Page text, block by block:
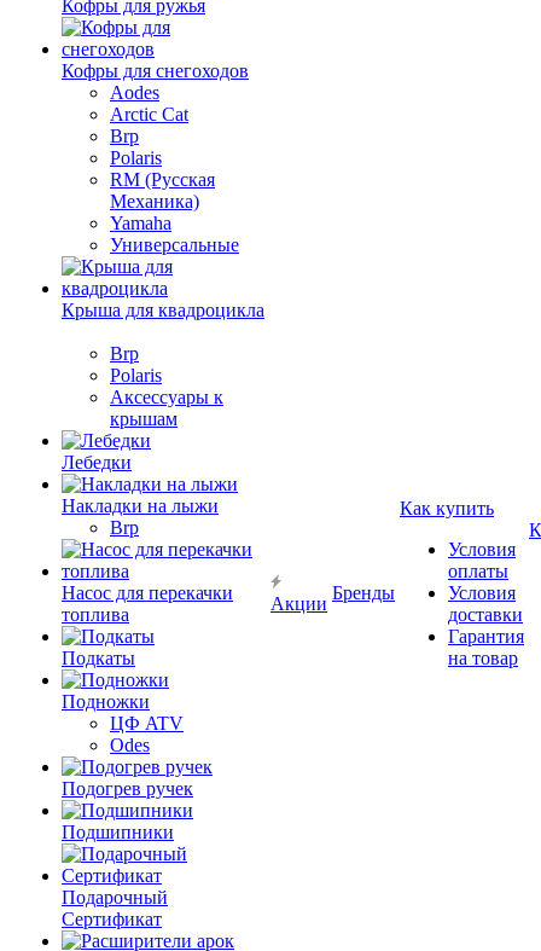
Кофры для ружья
Кофры для снегоходов
Aodes
Arctic Cat
Brp
Polaris
RM (Русская
Механика)
Yamaha
Универсальные
Крыша для квадроцикла
Brp
Polaris
Аксессуары к
крышам
Лебедки
Накладки на лыжи
Brp
Насос для перекачки
топлива
Подкаты
Подножки
ЦФ ATV
Odes
Подогрев ручек
Подшипники
Подарочный
Сертификат
Акции
Бренды
Как купить
Условия
оплаты
Условия
доставки
Гарантия
на товар